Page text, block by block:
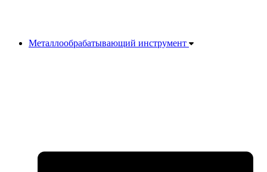
Металлообрабатывающий инструмент